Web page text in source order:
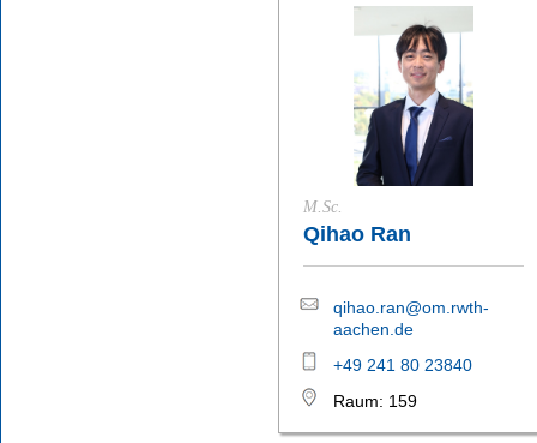
M.Sc.
Qihao Ran
qihao.ran@om.rwth-
aachen.de
+49 241 80 23840
Raum: 159